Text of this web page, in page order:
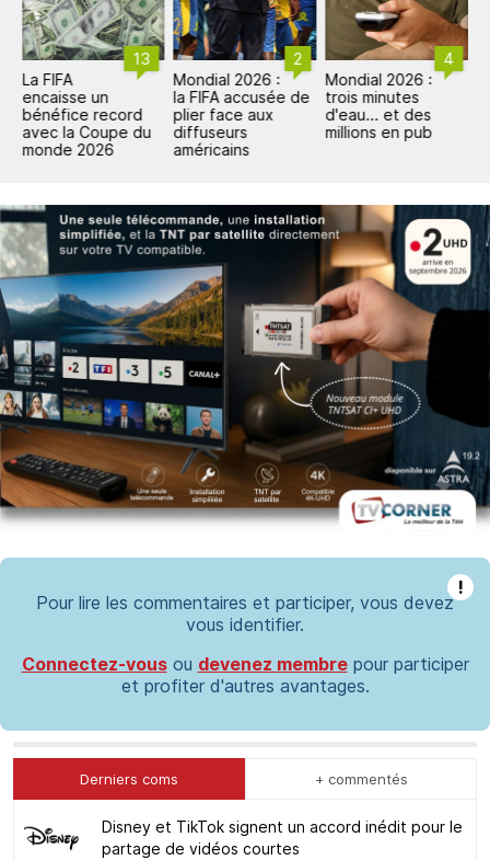
13
La FIFA
encaisse un
bénéfice record
avec la Coupe du
monde 2026
2
Mondial 2026 :
la FIFA accusée de
plier face aux
diffuseurs
américains
4
Mondial 2026 :
trois minutes
d'eau... et des
millions en pub
!
Pour lire les commentaires et participer, vous devez
vous identifier.
Connectez-vousou devenez membrepour participer
et profiter d'autres avantages.
Derniers coms + commentés
Disney et TikTok signent un accord inédit pour le
partage de vidéos courtes